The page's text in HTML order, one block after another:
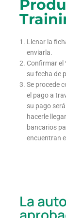
Llenar la
enviarla.
Confirmar el
su fecha de
Se procede
el pago a
su pago
hacerle
bancarios
encuentran
La